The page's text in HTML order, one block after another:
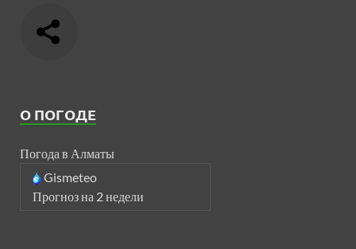
О ПОГОДЕ
Погода в Алматы
Gismeteo
Прогноз на 2 недели